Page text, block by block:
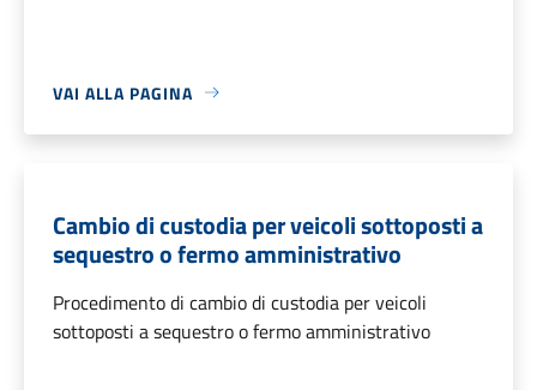
VAI ALLA PAGINA
Cambio di custodia per veicoli sottoposti a
sequestro o fermo amministrativo
Procedimento di cambio di custodia per veicoli
sottoposti a sequestro o fermo amministrativo